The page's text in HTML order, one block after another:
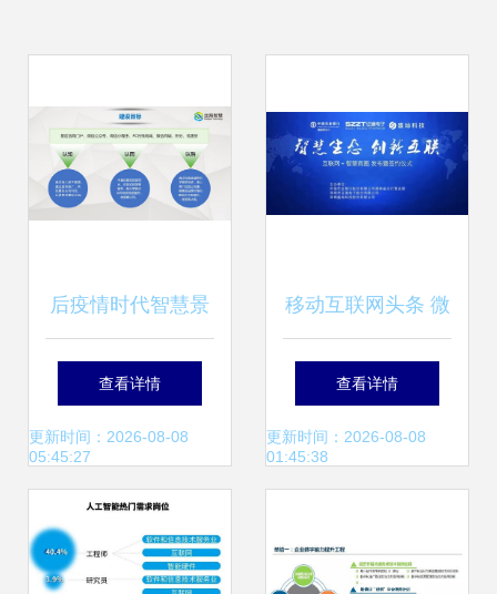
后疫情时代智慧景
区数字化建设 科技
赋能、互联网与旅
游体验的融合升级
查看详情
更新时间：2026-08-08
05:45:27
移动互联网头条 微
信商业化模式缔造
者盛灿科技喜获证
股
查看详情
更新时间：2026-08-08
01:45:38